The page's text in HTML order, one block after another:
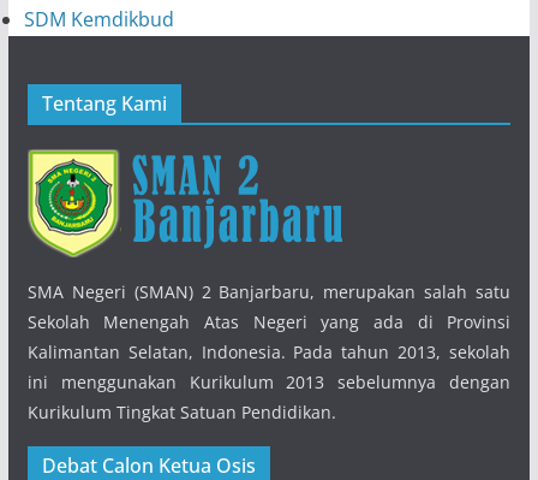
SDM Kemdikbud
Tentang Kami
SMA Negeri (SMAN) 2 Banjarbaru, merupakan salah satu
Sekolah Menengah Atas Negeri yang ada di Provinsi
Kalimantan Selatan, Indonesia. Pada tahun 2013, sekolah
ini menggunakan Kurikulum 2013 sebelumnya dengan
Kurikulum Tingkat Satuan Pendidikan.
Debat Calon Ketua Osis